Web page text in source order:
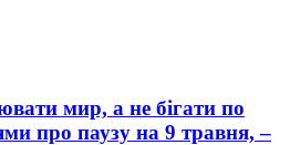
мир, а не бігати по
про паузу на 9 травня, –